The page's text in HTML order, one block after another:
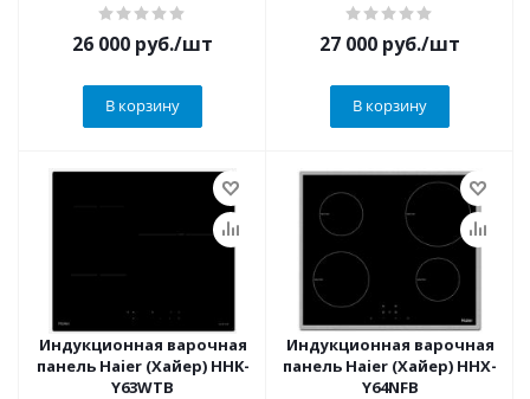
26 000 руб./шт
В корзину
27 000 руб./шт
В корзину
Индукционная варочная
панель Haier (Хайер) HHK-
Y63WTB
Индукционная варочная
панель Haier (Хайер) HHX-
Y64NFB